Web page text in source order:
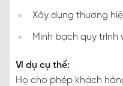
Xây dựng thương
Minh bạch quy trình
Ví dụ cụ thể:
Họ cho phép khách